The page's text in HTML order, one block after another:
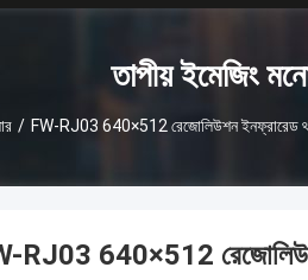
তাপীয় ইমেজিং
/ FW-RJ03 640×512 রেজোলিউশন ইনফ্রারেড
RJ03 640×512